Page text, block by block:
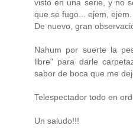
visto en una serie, y no
que se fugo... ejem, ejem.
De nuevo, gran
Nahum por suerte la
libre" para darle
sabor de boca que me
Telespectador todo en
Un saludo!!!